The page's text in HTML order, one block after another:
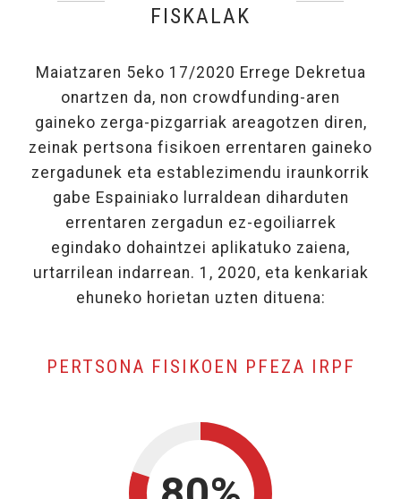
FISKALAK
Maiatzaren 5eko 17/2020 Errege Dekretua
onartzen da, non crowdfunding-aren
gaineko zerga-pizgarriak areagotzen diren,
zeinak pertsona fisikoen errentaren gaineko
zergadunek eta establezimendu iraunkorrik
gabe Espainiako lurraldean diharduten
errentaren zergadun ez-egoiliarrek
egindako dohaintzei aplikatuko zaiena,
urtarrilean indarrean. 1, 2020, eta kenkariak
ehuneko horietan uzten dituena:
PERTSONA FISIKOEN PFEZA IRPF